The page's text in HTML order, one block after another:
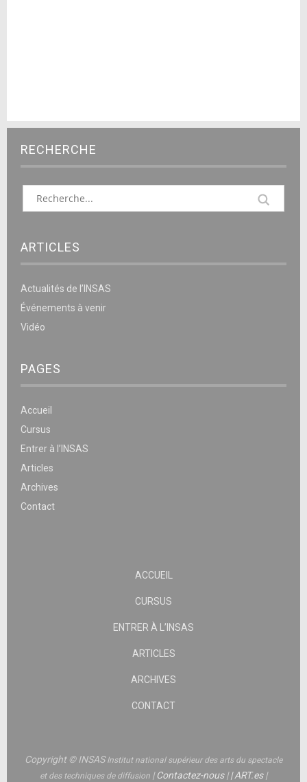
RECHERCHE
ARTICLES
Actualités de l’INSAS
Événements à venir
Vidéo
PAGES
Accueil
Cursus
Entrer à l’INSAS
Articles
Archives
Contact
ACCUEIL
CURSUS
ENTRER À L’INSAS
ARTICLES
ARCHIVES
CONTACT
Copyright © INSASInstitut national supérieur des arts du spectacle
et des techniques de diffusion |Contactez-nous||ART.es|